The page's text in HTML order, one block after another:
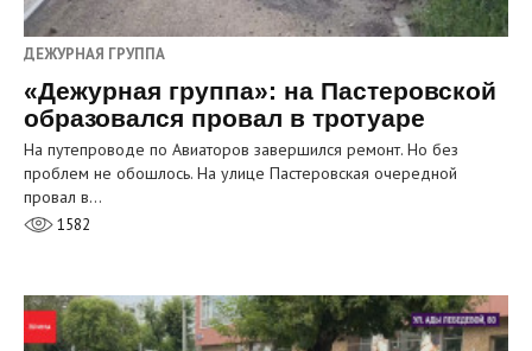
ДЕЖУРНАЯ ГРУППА
«Дежурная группа»: на Пастеровской
образовался провал в тротуаре
На путепроводе по Авиаторов завершился ремонт. Но без
проблем не обошлось. На улице Пастеровская очередной
провал в…
1582